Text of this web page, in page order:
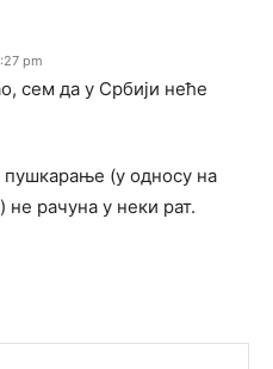
pm
сем да у Србији неће
пушкарање (у односу на
не рачуна у неки рат.